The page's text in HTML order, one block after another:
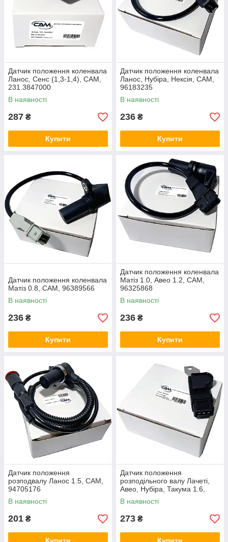
Датчик положення коленвала
Ланос, Сенс (1,3-1,4), CAM,
231.3847000
В наявності
287 ₴
Купити
Датчик положення коленвала
Ланос, Нубіра, Нексія, CAM,
96183235
В наявності
236 ₴
Купити
Датчик положення коленвала
Матіз 0.8, CAM, 96389566
В наявності
236 ₴
Купити
Датчик положення коленвала
Матіз 1.0, Авео 1.2, CAM,
96325868
В наявності
236 ₴
Купити
Датчик положення
розподвалу Ланос 1.5, CAM,
94705176
В наявності
201 ₴
Датчик положення
розподільного валу Лачеті,
Авео, Нубіра, Такума 1.6,
CAM, 96253544
В наявності
273 ₴